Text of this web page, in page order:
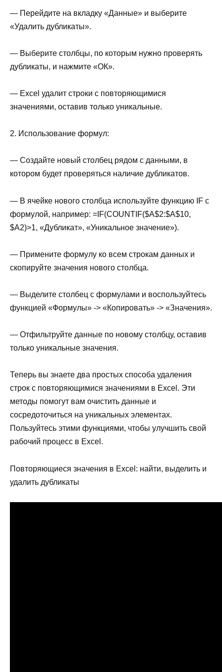
— Перейдите на вкладку «Данные» и выберите
«Удалить дубликаты».
— Выберите столбцы, по которым нужно проверять
дубликаты, и нажмите «ОК».
— Excel удалит строки с повторяющимися
значениями, оставив только уникальные.
2. Использование формул:
— Создайте новый столбец рядом с данными, в
котором будет проверяться наличие дубликатов.
— В ячейке нового столбца используйте функцию IF с
формулой, например: =IF(COUNTIF($A$2:$A$10,
$A2)>1, «Дубликат», «Уникальное значение»).
— Примените формулу ко всем строкам данных и
скопируйте значения нового столбца.
— Выделите столбец с формулами и воспользуйтесь
функцией «Формулы» -> «Копировать» -> «Значения».
— Отфильтруйте данные по новому столбцу, оставив
только уникальные значения.
Теперь вы знаете два простых способа удаления
строк с повторяющимися значениями в Excel. Эти
методы помогут вам очистить данные и
сосредоточиться на уникальных элементах.
Пользуйтесь этими функциями, чтобы улучшить свой
рабочий процесс в Excel.
Повторяющиеся значения в Excel: найти, выделить и
удалить дубликаты